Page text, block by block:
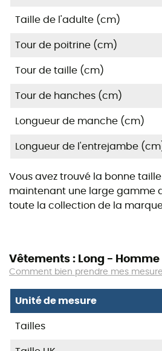
Taille de l'adulte (cm)
Tour de poitrine (cm)
Tour de taille (cm)
Tour de hanches (cm)
Longueur de manche (cm)
Longueur de l'entrejambe
Vous avez trouvé la bonne
maintenant une large gamme
toute la collection de la
Vêtements : Long - Homme
Comment bien prendre mes
Unité de mesure
Tailles